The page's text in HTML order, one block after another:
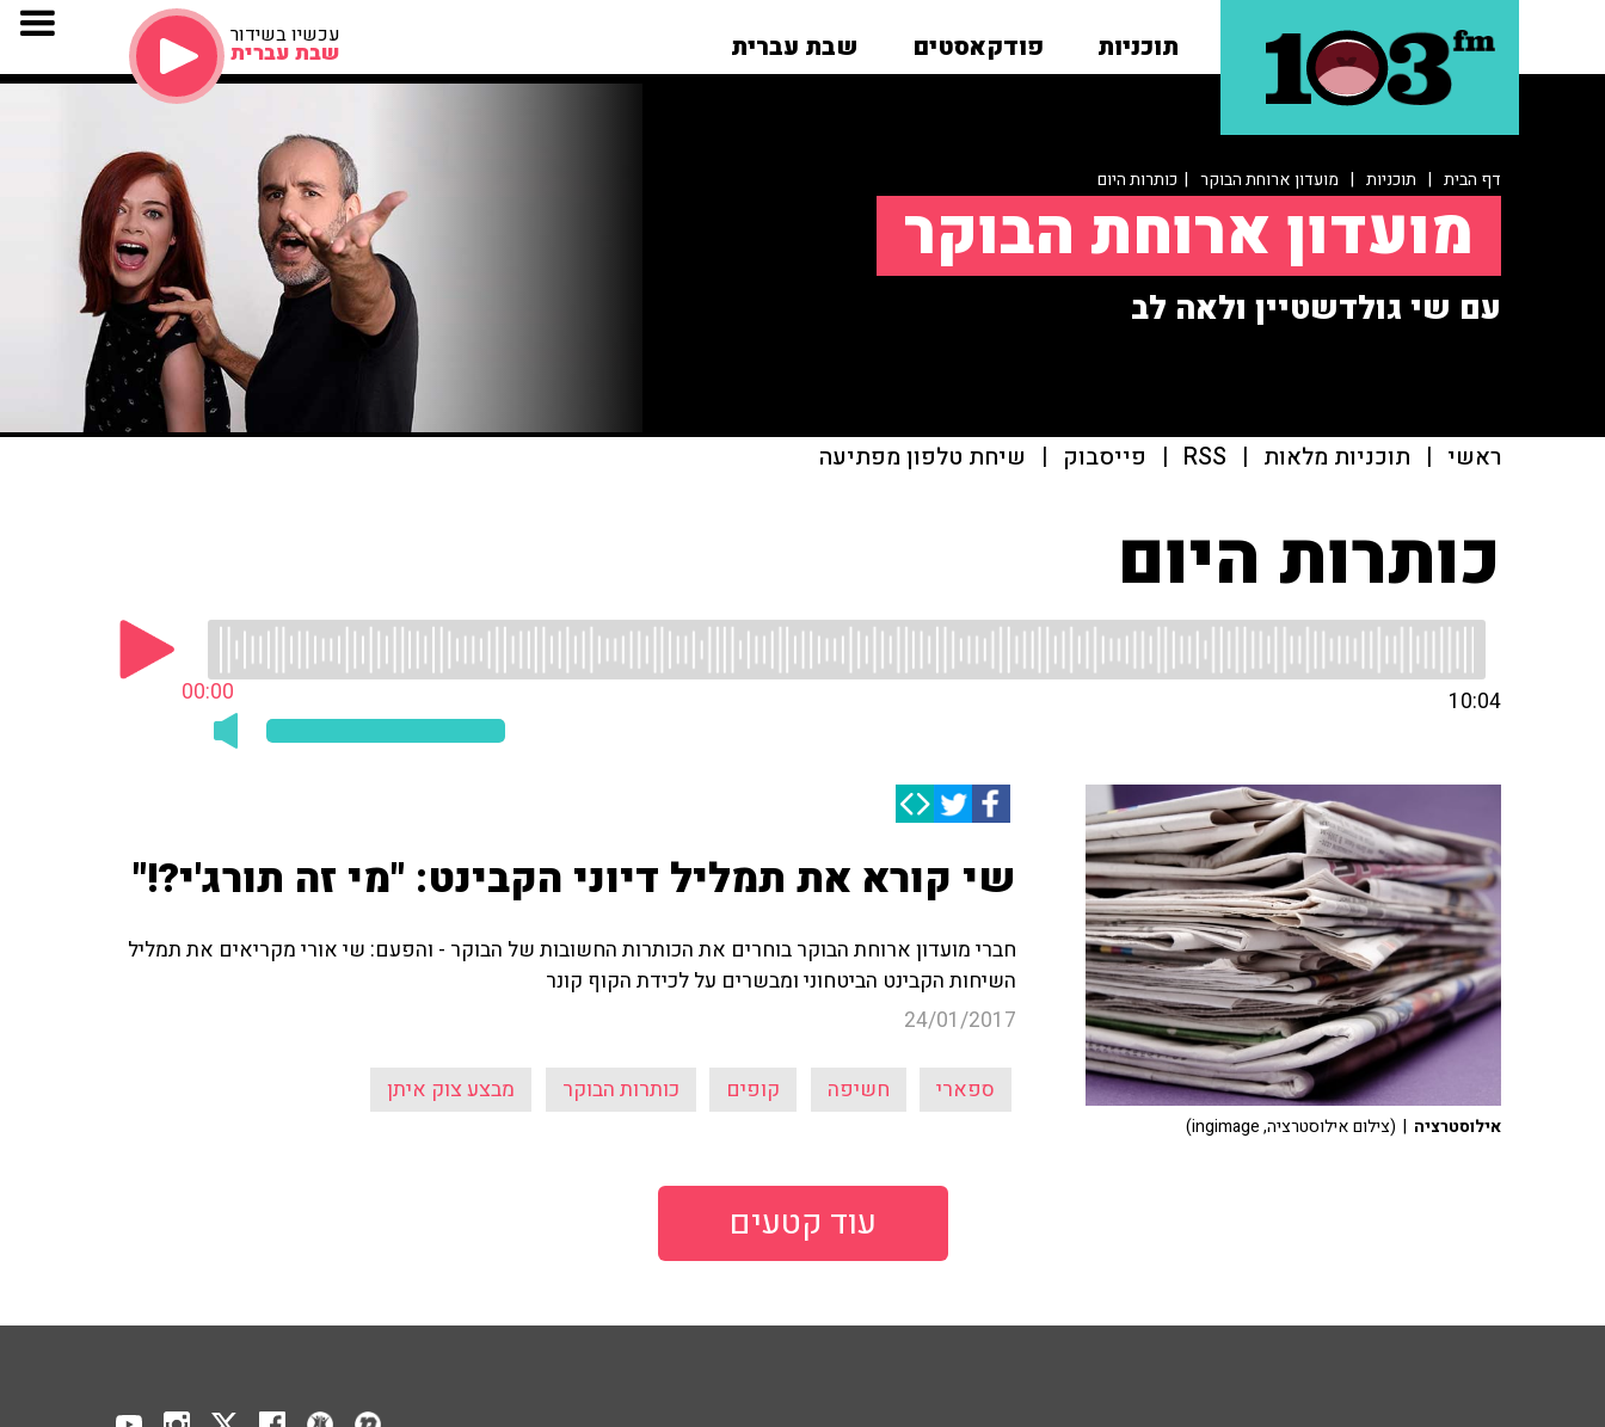
תוכניות פודקאסטים שבת עברית עכשיו בשידור
שבת עברית
דף הבית | תוכניות | מועדון ארוחת הבוקר | כותרות היום
מועדון ארוחת הבוקר
עם שי גולדשטיין ולאה לב
ראשי | תוכניות מלאות |
RSS
| פייסבוק | שיחת טלפון מפתיעה
כותרות היום
00:00 10:04
שי קורא את תמליל דיוני הקבינט: "מי זה תורג'י?!"
חברי מועדון ארוחת הבוקר בוחרים את הכותרות החשובות של הבוקר - והפעם: שי אורי מקריאים את תמליל
השיחות הקבינט הביטחוני ומבשרים על לכידת הקוף קונר
24/01/2017
ספארי חשיפה קופים כותרות הבוקר מבצע צוק איתן
אילוסטרציה | (צילום אילוסטרציה, ingimage)
עוד קטעים